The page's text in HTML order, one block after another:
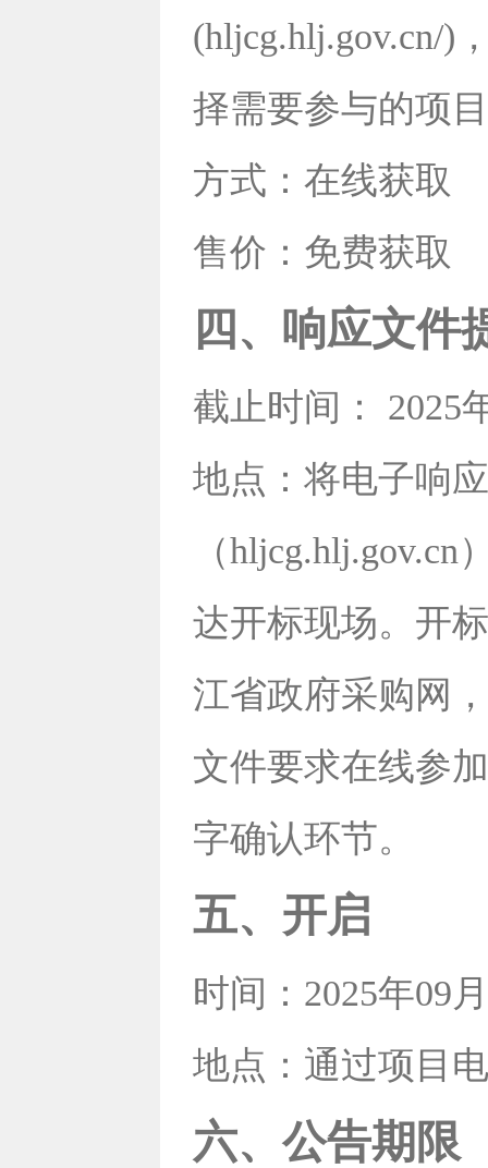
(hljcg.hlj.gov.cn/)
择需要参与的项
方式：在线获取
售价：免费获取
四、响应文件
截止时间： 2025
地点：将电子响
（
达开标现场。开
江省政府采购网
文件要求在线参
字确认环节。
五、开启
时间：2025年09
地点：通过项目
六、公告期限